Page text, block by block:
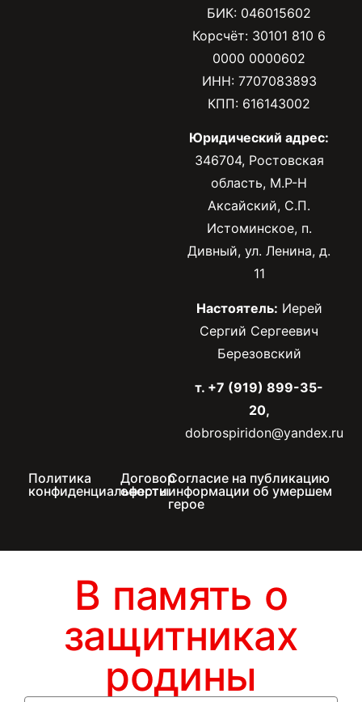
БИК: 046015602
Корсчёт: 30101 810 6
0000 0000602
ИНН: 7707083893
КПП: 616143002
Юридический адрес:
346704, Ростовская
область, М.Р-Н
Аксайский, С.П.
Истоминское, п.
Дивный, ул. Ленина, д.
11
Настоятель: Иерей
Сергий Сергеевич
Березовский
т. +7 (919) 899-35-
20,
dobrospiridon@yandex.ru
Политика
конфиденциальности
Договор
оферты
Согласие на публикацию
информации об умершем
герое
В память о
защитниках
родины